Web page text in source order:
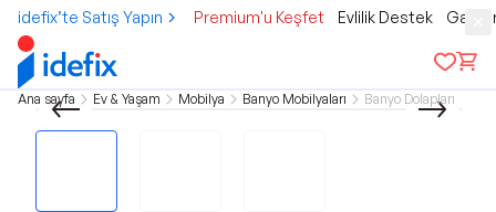
idefix’te Satış Yapın Premium'u Keşfet Evlilik Destek
Ana sayfa Ev & Yaşam Mobilya Banyo Mobilyaları Banyo Dolapları